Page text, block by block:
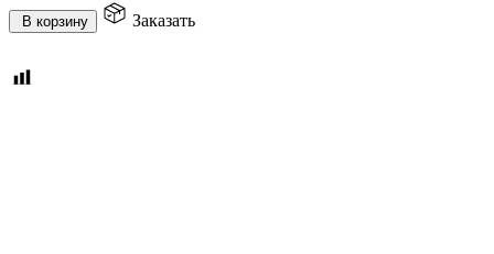
В корзину Заказать